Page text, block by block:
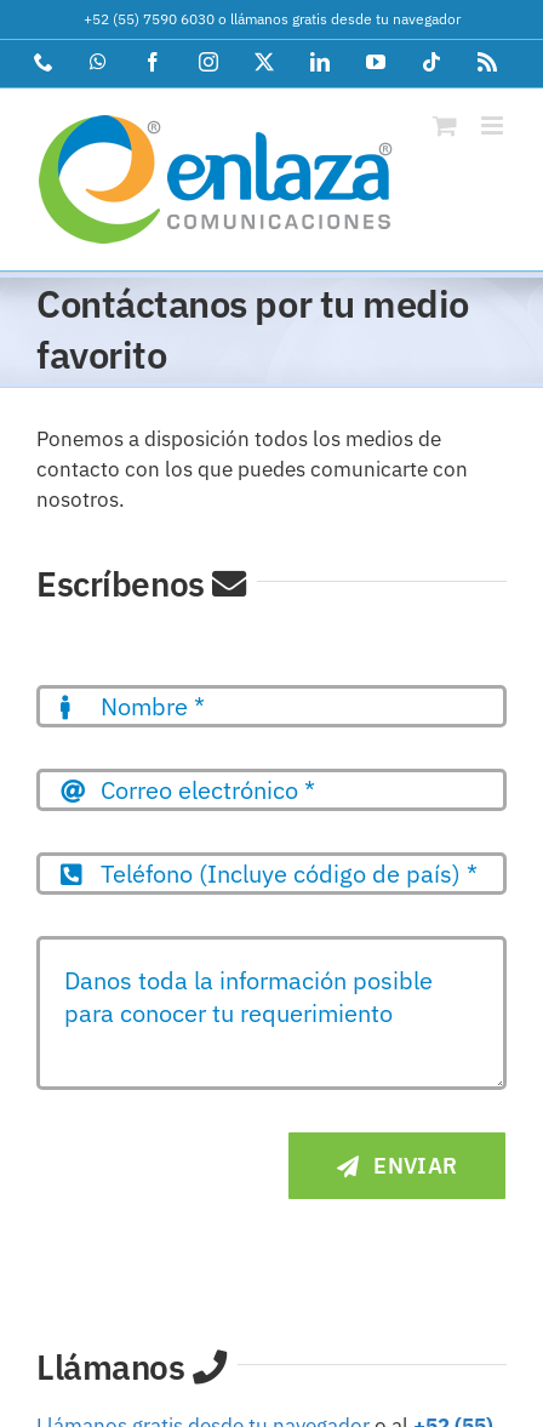
al
contenido
+52 (55) 7590 6030o llámanos gratis desde tu navegador
Phone WhatsAppFacebookInstagram LinkedInYouTube Tiktok Rss
Contáctanos por tu medio
favorito
Ponemos a disposición todos los medios de
contacto con los que puedes comunicarte con
nosotros.
Escríbenos
ENVIAR
Llámanos